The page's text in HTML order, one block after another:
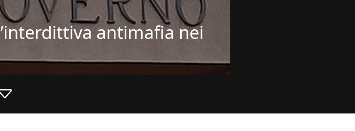
antimafia nei